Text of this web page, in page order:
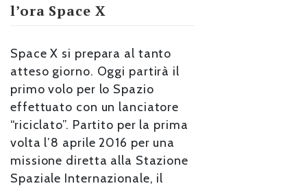
l’ora Space X
Space X si prepara al tanto
atteso giorno. Oggi partirà il
primo volo per lo Spazio
effettuato con un lanciatore
“riciclato”. Partito per la prima
volta l’8 aprile 2016 per una
missione diretta alla Stazione
Spaziale Internazionale, il